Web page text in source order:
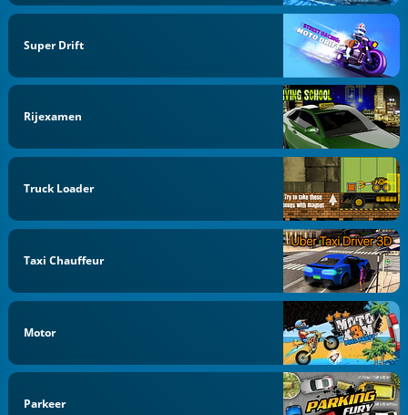
Super Drift
Rijexamen
Truck Loader
Taxi Chauffeur
Motor
Parkeer